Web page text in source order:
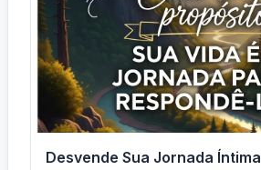
Desvende Sua Jornada Íntima